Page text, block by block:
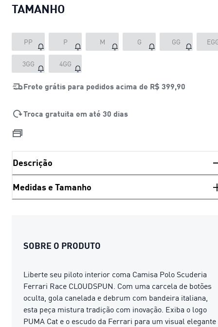
TAMANHO
PP P M G GG
3GG 4GG
Frete grátis para pedidos acima de R$ 399,90
Troca gratuita em até 30 dias
Descrição
Medidas e Tamanho
SOBRE O PRODUTO
Liberte seu piloto interior coma Camisa Polo Scuderia
Ferrari Race CLOUDSPUN. Com uma carcela de botões
oculta, gola canelada e debrum com bandeira italiana,
esta peça mistura tradição com inovação. Exiba o logo
PUMA Cat e o escudo da Ferrari para um visual elegante